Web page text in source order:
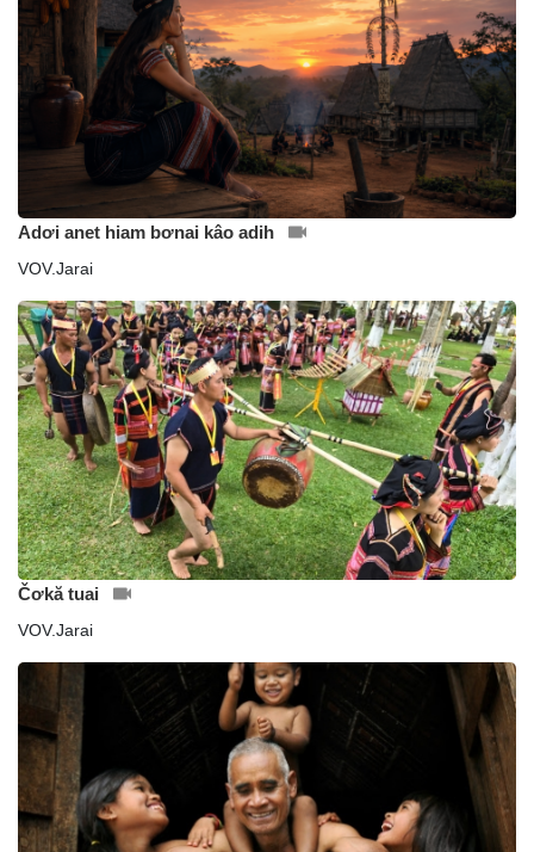
Adơi anet hiam bơnai kâo adih
VOV.Jarai
Čơkă tuai
VOV.Jarai